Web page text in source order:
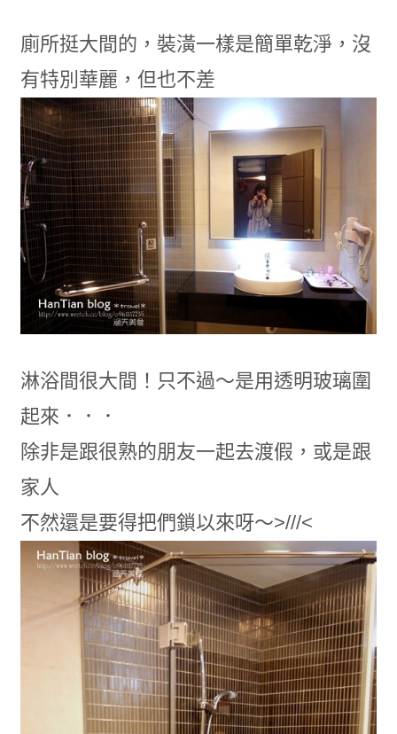
廁所挺大間的，裝潢一樣是簡單乾淨，沒
有特別華麗，但也不差
淋浴間很大間！只不過～是用透明玻璃圍
起來．．．
除非是跟很熟的朋友一起去渡假，或是跟
家人
不然還是要得把們鎖以來呀～>///<